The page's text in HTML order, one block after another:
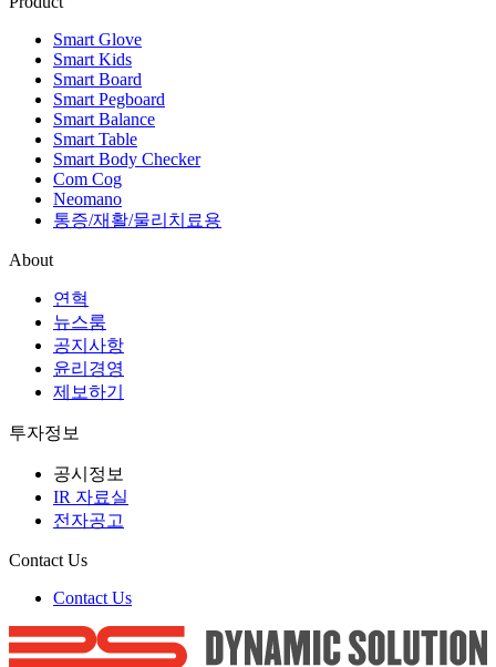
Smart Glove
Smart Kids
Smart Board
Smart Pegboard
Smart Balance
Smart Table
Smart Body Checker
Com Cog
Neomano
통증/재활/물리치료용
About
연혁
뉴스룸
공지사항
윤리경영
제보하기
투자정보
공시정보
IR 자료실
전자공고
Contact Us
Contact Us